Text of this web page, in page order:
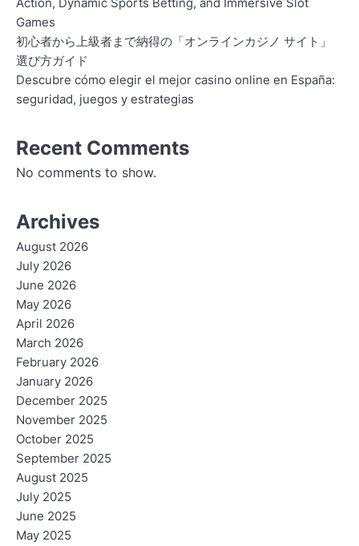
Action, Dynamic Sports Betting, and Immersive Slot
Games
初心者から上級者まで納得の「オンラインカジノ サイト」
選び方ガイド
Descubre cómo elegir el mejor casino online en España:
seguridad, juegos y estrategias
Recent Comments
No comments to show.
Archives
August 2026
July 2026
June 2026
May 2026
April 2026
March 2026
February 2026
January 2026
December 2025
November 2025
October 2025
September 2025
August 2025
July 2025
June 2025
May 2025